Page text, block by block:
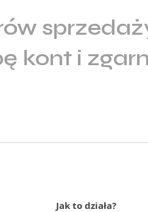
kont i
Jak to działa?